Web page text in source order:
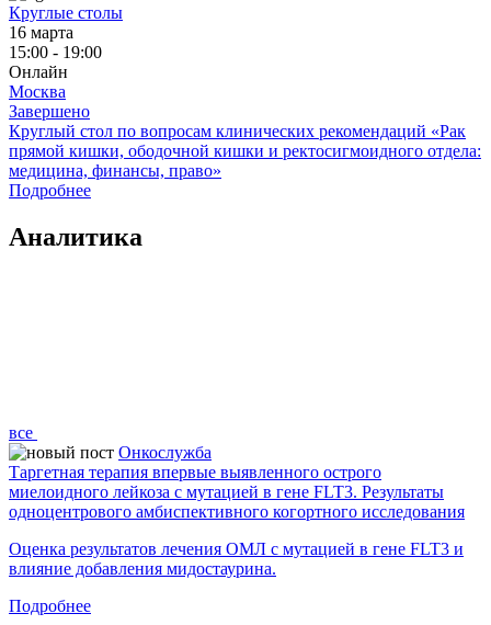
Круглые столы
16 марта
15:00 - 19:00
Онлайн
Москва
Завершено
Круглый стол по вопросам клинических рекомендаций «Рак
прямой кишки, ободочной кишки и ректосигмоидного отдела:
медицина, финансы, право»
Подробнее
Аналитика
все
Онкослужба
Таргетная терапия впервые выявленного острого
миелоидного лейкоза с мутацией в гене FLT3. Результаты
одноцентрового амбиспективного когортного исследования
Оценка результатов лечения ОМЛ с мутацией в гене FLT3 и
влияние добавления мидостаурина.
Подробнее